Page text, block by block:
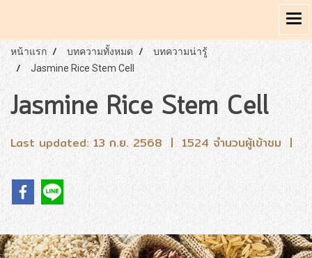
หน้าแรก บทความทั้งหมด
บทความน่ารู้
Jasmine Rice Stem Cell
Jasmine Rice Stem Cell
Last updated: 13 ก.ย. 2568 | 1524 จำนวนผู้เข้าชม |